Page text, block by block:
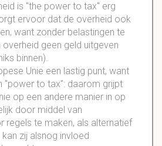
is "the power to tax" erg
ervoor dat de overheid ook
want zonder belastingen te
overheid geen geld uitgeven
binnen).
Unie een lastig punt, want
"power to tax": daarom grijpt
op een andere manier in op
door middel van
regels te maken, als alternatief
zij alsnog invloed